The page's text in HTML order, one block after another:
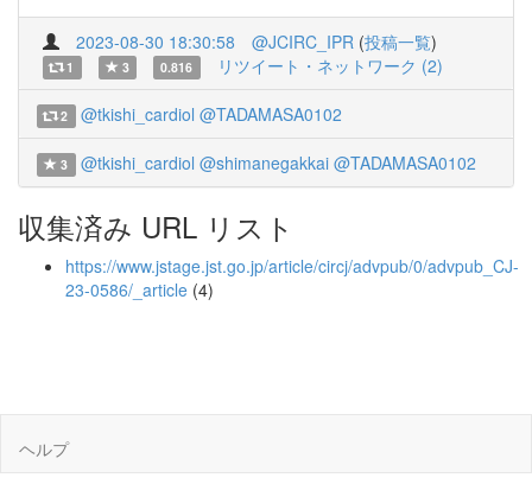
2023-08-30 18:30:58 @JCIRC_IPR (投稿一覧)
1 3 0.816 リツイート・ネットワーク (2)
2 @tkishi_cardiol @TADAMASA0102
3 @tkishi_cardiol @shimanegakkai @TADAMASA0102
収集済み URL リスト
https://www.jstage.jst.go.jp/article/circj/advpub/0/advpub_CJ-
23-0586/_article (4)
ヘルプ